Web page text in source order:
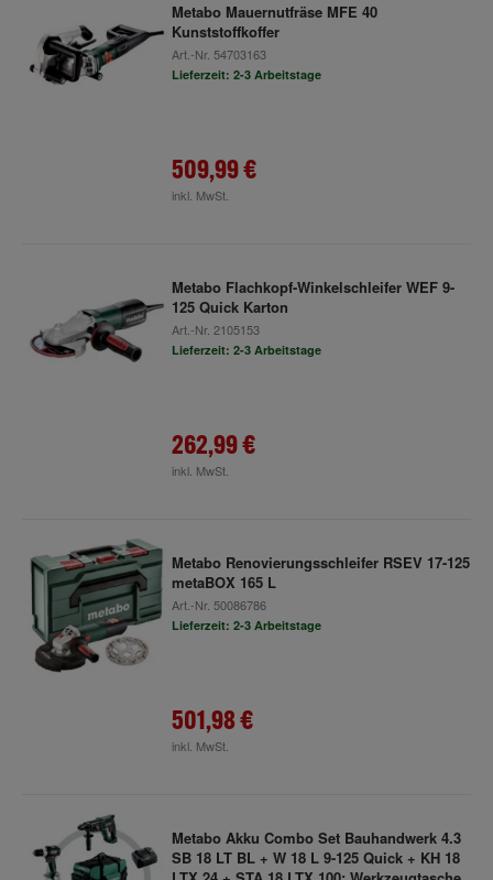
Metabo Mauernutfräse MFE 40
Kunststoffkoffer
Art.-Nr. 54703163
Lieferzeit: 2-3 Arbeitstage
509,99 €
inkl. MwSt.
Metabo Flachkopf-Winkelschleifer WEF 9-
125 Quick Karton
Art.-Nr. 2105153
Lieferzeit: 2-3 Arbeitstage
262,99 €
inkl. MwSt.
Metabo Renovierungsschleifer RSEV 17-125
metaBOX 165 L
Art.-Nr. 50086786
Lieferzeit: 2-3 Arbeitstage
501,98 €
inkl. MwSt.
Metabo Akku Combo Set Bauhandwerk 4.3
SB 18 LT BL + W 18 L 9-125 Quick + KH 18